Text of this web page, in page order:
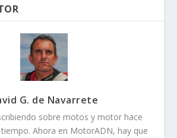
G. de Navarrete
sobre motos y motor hace
Ahora en MotorADN, hay que